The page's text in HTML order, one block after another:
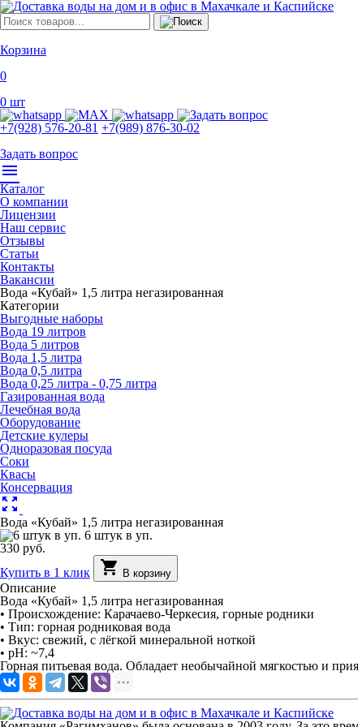
Корзина
0
0 шт
+7(928) 576-20-81 +7(989) 876-30-02
Задать вопрос
menu
Каталог
О компании
Лицензии
Наш сервис
Отзывы
Статьи
Контакты
Вакансии
Вода «Кубай» 1,5 литра негазированная
Категории
Выгодные наборы
Вода 19 литров
Вода 5 литров
Вода 1,5 литра
Вода 0,5 литра
Вода 0,25 литра - 0,75 литра
Газированная вода
Лечебная вода
Оборудование
Детские кулеры
Одноразовая посуда
Соки
Квасы
Консервация
zoom_out_map
Вода «Кубай» 1,5 литра негазированная
6 штук в уп.
330 руб.
Купить в 1 клик
shopping_cart В корзину
Описание
Вода «Кубай» 1,5 литра негазированная
• Происхождение: Карачаево-Черкесия, горные родники
• Тип: горная родниковая вода
• Вкус: свежий, с лёгкой минеральной ноткой
• pH: ~7,4
Горная питьевая вода. Обладает необычайной мягкостью и